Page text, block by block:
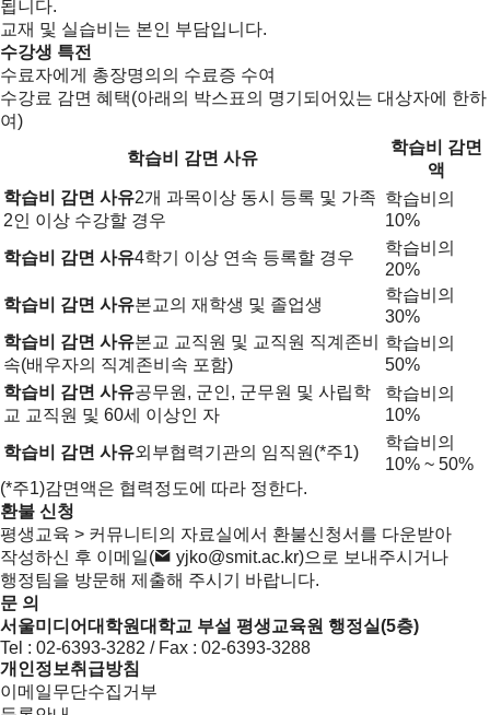
됩니다.
교재 및 실습비는 본인 부담입니다.
수강생 특전
수료자에게 총장명의의 수료증 수여
수강료 감면 혜택(아래의 박스표의 명기되어있는 대상자에 한하
여)
학습비 감면 사유
학습비 감면
액
학습비 감면 사유2개 과목이상 동시 등록 및 가족
2인 이상 수강할 경우
학습비의
10%
학습비 감면 사유4학기 이상 연속 등록할 경우
학습비의
20%
학습비 감면 사유본교의 재학생 및 졸업생
학습비의
30%
학습비 감면 사유본교 교직원 및 교직원 직계존비
속(배우자의 직계존비속 포함)
학습비의
50%
학습비 감면 사유공무원, 군인, 군무원 및 사립학
교 교직원 및 60세 이상인 자
학습비의
10%
학습비 감면 사유외부협력기관의 임직원(*주1)
학습비의
10% ~ 50%
(*주1)감면액은 협력정도에 따라 정한다.
환불 신청
평생교육 > 커뮤니티의 자료실에서 환불신청서를 다운받아
작성하신 후 이메일(
yjko@smit.ac.kr)으로 보내주시거나
행정팀을 방문해 제출해 주시기 바랍니다.
문 의
서울미디어대학원대학교 부설 평생교육원 행정실(5층)
Tel : 02-6393-3282 / Fax : 02-6393-3288
개인정보취급방침
이메일무단수집거부